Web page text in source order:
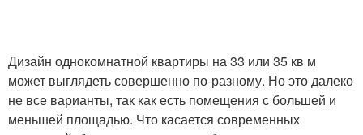
Дизайн однокомнатной квартиры на 33 или 35 кв м
может выглядеть совершенно по-разному. Но это далеко
не все варианты, так как есть помещения с большей и
меньшей площадью. Что касается современных